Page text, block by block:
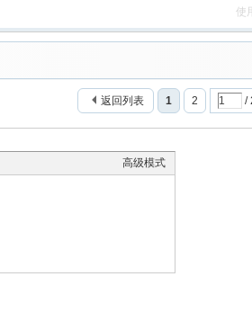
使
1 2 /
返回列表
高级模式